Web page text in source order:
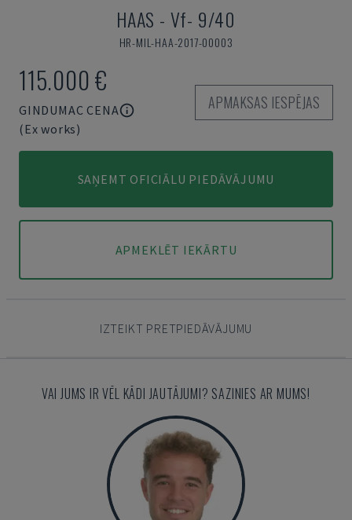
HAAS - Vf- 9/40
HR-MIL-HAA-2017-00003
115.000 €
GINDUMAC CENA
(Ex works)
APMAKSAS IESPĒJAS
SAŅEMT OFICIĀLU PIEDĀVĀJUMU
APMEKLĒT IEKĀRTU
IZTEIKT PRETPIEDĀVĀJUMU
VAI JUMS IR VĒL KĀDI JAUTĀJUMI? SAZINIES AR MUMS!